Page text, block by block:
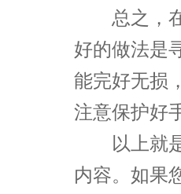
总之，在
好的做法是
能完好无损
注意保护好
以上就
内容。如果